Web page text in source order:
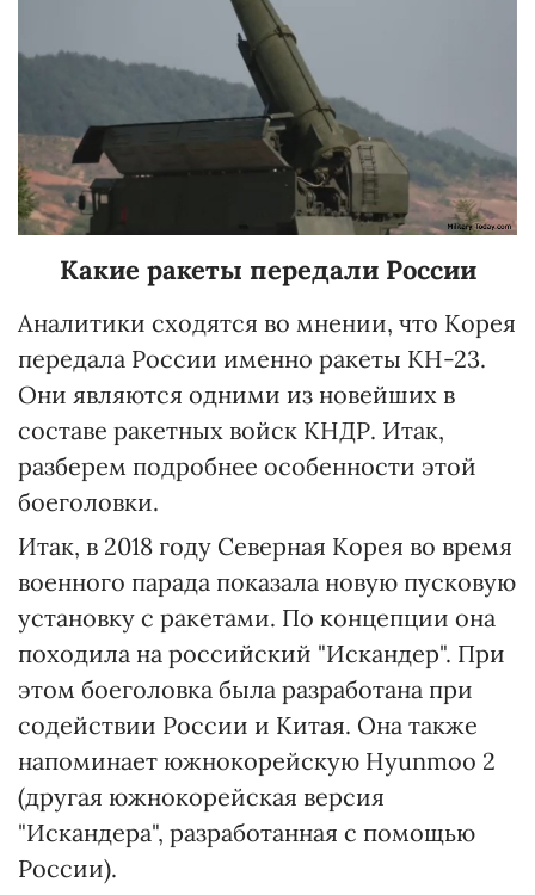
Какие ракеты передали России
Аналитики сходятся во мнении, что Корея
передала России именно ракеты КН-23.
Они являются одними из новейших в
составе ракетных войск КНДР. Итак,
разберем подробнее особенности этой
боеголовки.
Итак, в 2018 году Северная Корея во время
военного парада показала новую пусковую
установку с ракетами. По концепции она
походила на российский "Искандер". При
этом боеголовка была разработана при
содействии России и Китая. Она также
напоминает южнокорейскую Hyunmoo 2
(другая южнокорейская версия
"Искандера", разработанная с помощью
России).